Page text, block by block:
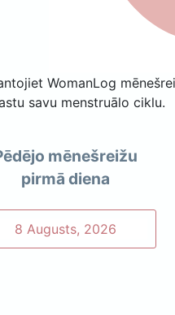
WomanLog
savu menstruālo ciklu.
mēnešreižu
pirmā diena